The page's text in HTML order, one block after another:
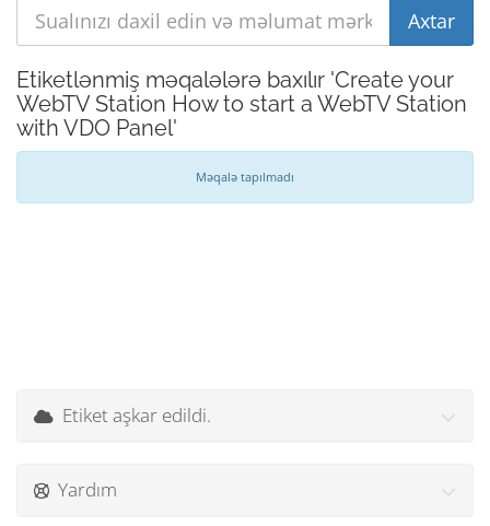
Etiketlənmiş məqalələrə baxılır 'Create your
WebTV Station How to start a WebTV Station
with VDO Panel'
Məqalə tapılmadı
Etiket aşkar edildi.
Yardım